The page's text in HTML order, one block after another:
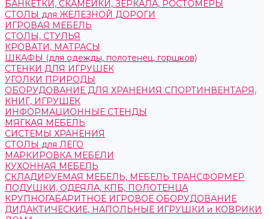
БАНКЕТКИ, СКАМЕЙКИ, ЗЕРКАЛА, РОСТОМЕРЫ
СТОЛЫ для ЖЕЛЕЗНОЙ ДОРОГИ
ИГРОВАЯ МЕБЕЛЬ
СТОЛЫ, СТУЛЬЯ
КРОВАТИ, МАТРАСЫ
ШКАФЫ (для одежды, полотенец, горшков)
СТЕНКИ ДЛЯ ИГРУШЕК
УГОЛКИ ПРИРОДЫ
ОБОРУДОВАНИЕ ДЛЯ ХРАНЕНИЯ СПОРТИНВЕНТАРЯ,
КНИГ, ИГРУШЕК
ИНФОРМАЦИОННЫЕ СТЕНДЫ
МЯГКАЯ МЕБЕЛЬ
СИСТЕМЫ ХРАНЕНИЯ
СТОЛЫ для ЛЕГО
МАРКИРОВКА МЕБЕЛИ
КУХОННАЯ МЕБЕЛЬ
СКЛАДИРУЕМАЯ МЕБЕЛЬ, МЕБЕЛЬ ТРАНСФОРМЕР
ПОДУШКИ, ОДЕЯЛА, КПБ, ПОЛОТЕНЦА
КРУПНОГАБАРИТНОЕ ИГРОВОЕ ОБОРУДОВАНИЕ
ДИДАКТИЧЕСКИЕ, НАПОЛЬНЫЕ ИГРУШКИ и КОВРИКИ